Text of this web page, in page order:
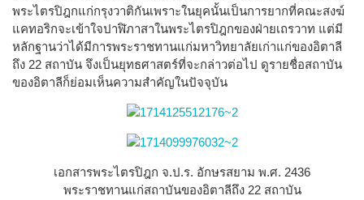
พระไตรปิฎกแก่กรุงวาติกันเพราะในยุคนั้นเป็นการยากที่คณะสงฆ์
แคทอริกจะเข้าใจปาฬิภาสาในพระไตรปิฎกของฝ่ายเถรวาท แต่มี
หลักฐานว่าได้มีการพระราชทานแก่มหาวิทยาลัยเก่าแก่ของอิตาลี
ถึง 22 สถาบัน จึงเป็นยุทธศาสตร์ที่จะกล่าวต่อไป ดูรายชื่อสถาบัน
ของอิตาลีก็ย่อมเห็นความสำคัญในปัจจุบัน
เอกสารพระไตรปิฎก จ.ป.ร. อักษรสยาม พ.ศ. 2436
พระราชทานแก่สถาบันของอิตาลีถึง 22 สถาบัน